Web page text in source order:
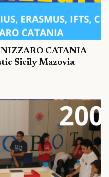
CATANIA
Sicily Mazovia